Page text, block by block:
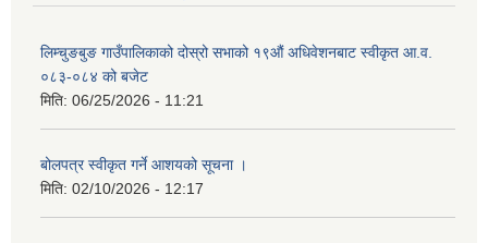
लिम्चुङबुङ गाउँपालिकाको दोस्रो सभाको १९औं अधिवेशनबाट स्वीकृत आ.व.
०८३-०८४ को बजेट
मिति: 06/25/2026 - 11:21
बोलपत्र स्वीकृत गर्ने आशयको सूचना ।
मिति: 02/10/2026 - 12:17